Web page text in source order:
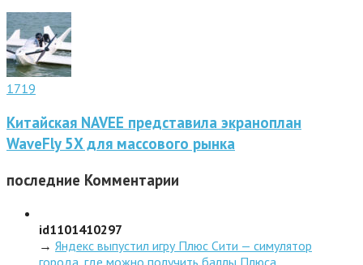
1719
Китайская NAVEE представила экраноплан
WaveFly 5X для массового рынка
последние Комментарии
id1101410297
→ Яндекс выпустил игру Плюс Сити — симулятор